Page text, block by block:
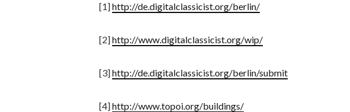
[1]http://de.digitalclassicist.org/berlin/
[2]http://www.digitalclassicist.org/wip/
[3]http://de.digitalclassicist.org/berlin/submit
[4]http://www.topoi.org/buildings/